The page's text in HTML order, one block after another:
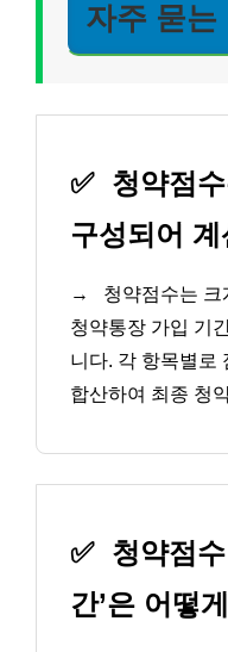
자주 묻는
✅ 청약점
구성되어
→
청약점수는 크
청약통장 가입 기
니다. 각 항목별로
합산하여 최종 청
✅ 청약점
간’은 어떻